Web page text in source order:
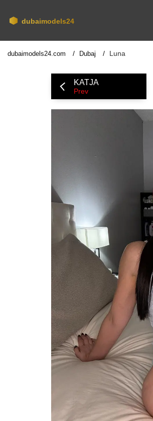
dubaimodels24.com Dubaj Luna
KATJA
Prev